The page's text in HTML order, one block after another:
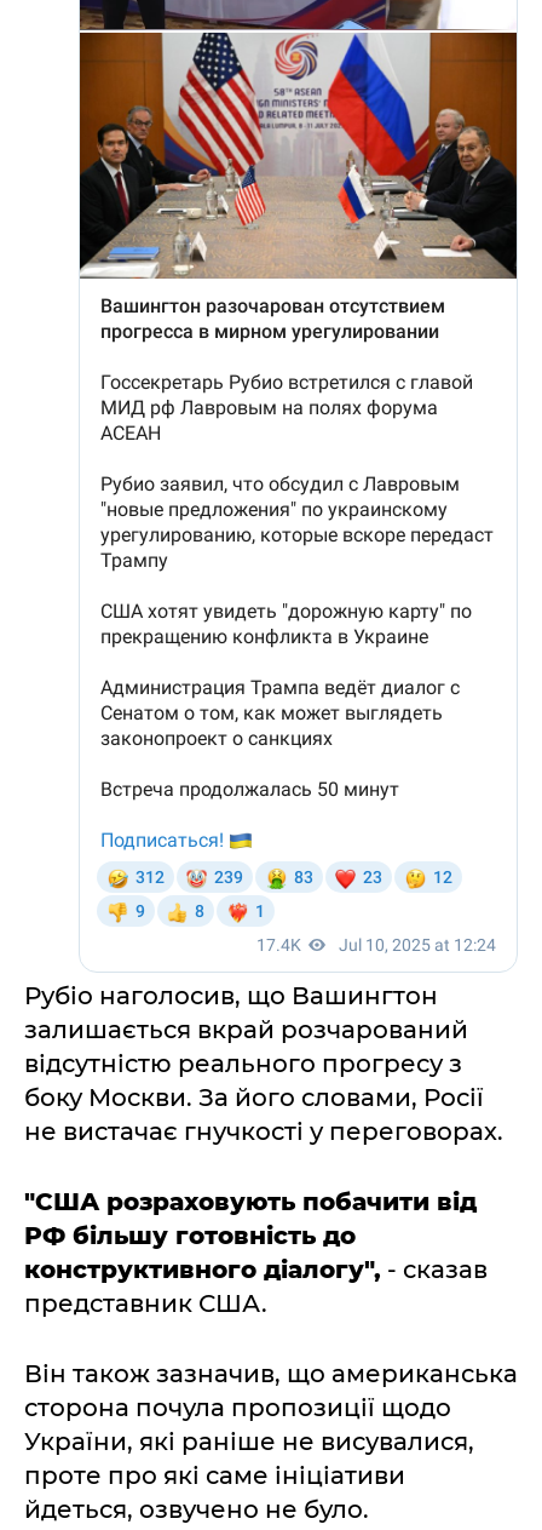
Рубіо наголосив, що Вашингтон
залишається вкрай розчарований
відсутністю реального прогресу з
боку Москви. За його словами, Росії
не вистачає гнучкості у переговорах.
"США розраховують побачити від
РФ більшу готовність до
конструктивного діалогу", - сказав
представник США.
Він також зазначив, що американська
сторона почула пропозиції щодо
України, які раніше не висувалися,
проте про які саме ініціативи
йдеться, озвучено не було.